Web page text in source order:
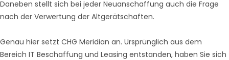
Daneben stellt sich bei jeder Neuanschaffung auch die Frage
nach der Verwertung der Altgerätschaften.
Genau hier setzt CHG Meridian an. Ursprünglich aus dem
Bereich IT Beschaffung und Leasing entstanden, haben Sie sich